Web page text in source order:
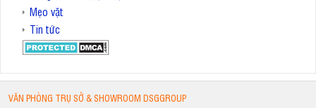
Mẹo vặt
Tin tức
VĂN PHÒNG TRỤ SỞ & SHOWROOM DSGGROUP